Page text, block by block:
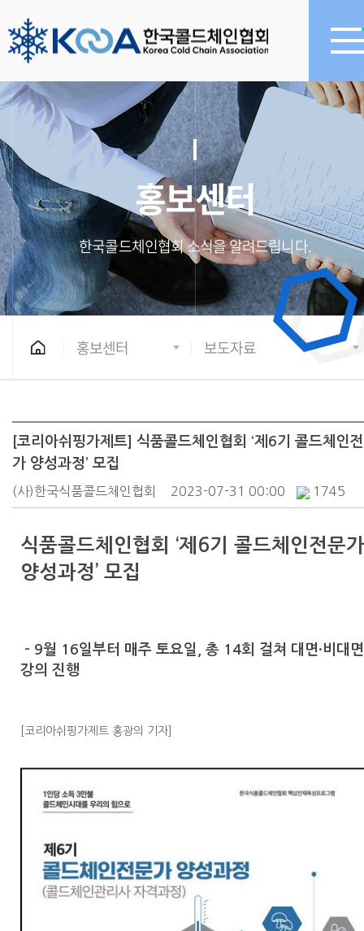
홍보센터
한국콜드체인협회 소식을 알려드립니다.
홍보센터 보도자료
[코리아쉬핑가제트] 식품콜드체인협회 ‘제6기 콜드체인
가 양성과정’ 모집
(사)한국식품콜드체인협회 2023-07-31 00:00 1745
식품콜드체인협회 ‘제6기 콜드체인전문가
양성과정’ 모집
- 9월 16일부터 매주 토요일, 총 14회 걸쳐 대면·비대면
강의 진행
[코리아쉬핑가제트 홍광의 기자]